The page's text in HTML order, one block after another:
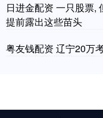
日进金配资 一只股票,
提前露出这些苗头
粤友钱配资 辽宁20万